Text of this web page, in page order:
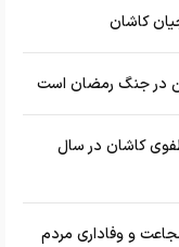
کاشان
در جنگ رمضان است
کاشان در سال
و وفاداری مردم